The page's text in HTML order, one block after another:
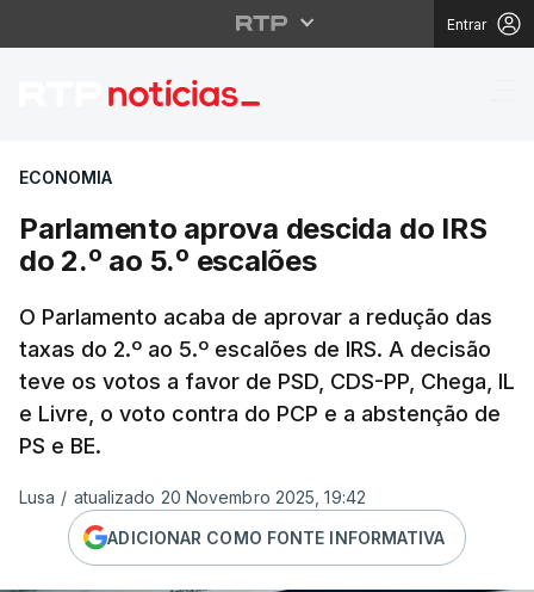
Entrar
Parlamento aprova
ECONOMIA
Parlamento aprova descida do IRS
do 2.º ao 5.º escalões
O Parlamento acaba de aprovar a redução das
taxas do 2.º ao 5.º escalões de IRS. A decisão
teve os votos a favor de PSD, CDS-PP, Chega, IL
e Livre, o voto contra do PCP e a abstenção de
PS e BE.
Lusa / atualizado 20 Novembro 2025, 19:42
ADICIONAR COMO FONTE INFORMATIVA